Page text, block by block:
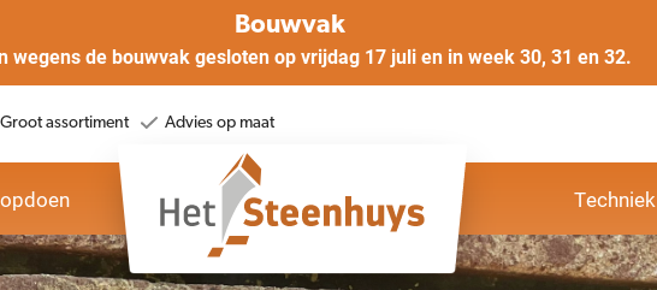
Bouwvak
wegens de bouwvak gesloten op vrijdag 17 juli en in week 30, 31 en 32.
Groot assortiment Advies op maat
Techniek